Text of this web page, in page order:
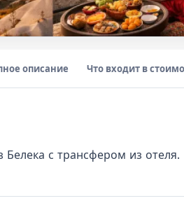
описание Что входит в
Белека с трансфером из